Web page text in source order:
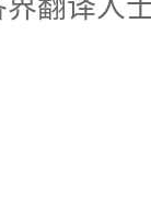
翻译人